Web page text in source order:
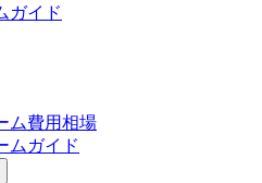
ガイド
ム費用相場
ムガイド